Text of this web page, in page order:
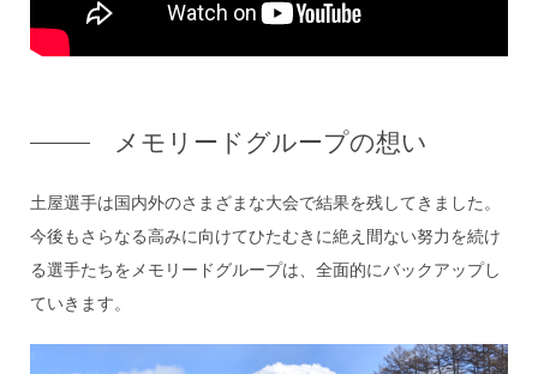
メモリードグループの想い
土屋選手は国内外のさまざまな大会で結果を残してきました。
今後もさらなる高みに向けてひたむきに絶え間ない努力を続け
る選手たちをメモリードグループは、全面的にバックアップし
ていきます。